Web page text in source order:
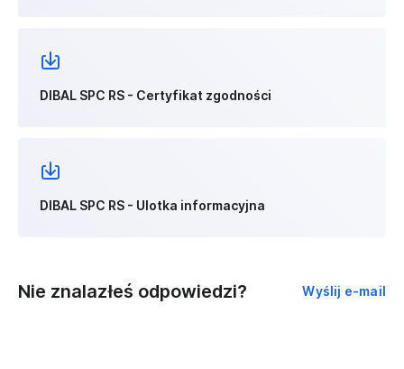
DIBAL SPC RS - Certyfikat zgodności
DIBAL SPC RS - Ulotka informacyjna
Nie znalazłeś odpowiedzi? Wyślij e-mail